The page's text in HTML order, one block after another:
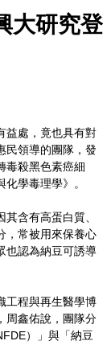
大研究登
益處，竟也具有對
民領導的團隊，發
毒殺黑色素癌細
學毒理學》。
含有高蛋白質、
，常被用來保養心
也認為納豆可誘導
工程與再生醫學博
周鑫佑說，團隊分
）」與「納豆